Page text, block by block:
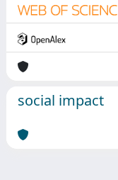
social impact